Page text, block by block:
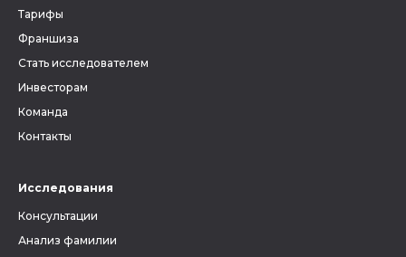
Тарифы
Франшиза
Стать исследователем
Инвесторам
Команда
Контакты
Исследования
Консультации
Анализ фамилии